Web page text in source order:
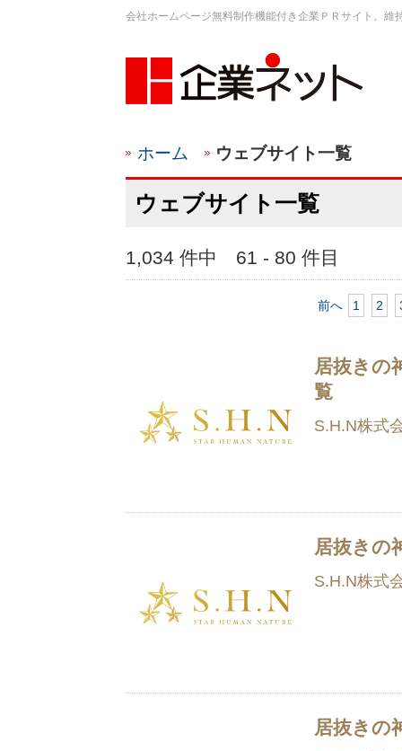
会社ホームページ無料制作機能付き企業ＰＲサイト。
ホーム ウェブサイト一覧
ウェブサイト一覧
1,034 件中 61 - 80 件目
前へ 1 2
居抜きの
覧
S.H.N株式
居抜きの
S.H.N株式
居抜きの